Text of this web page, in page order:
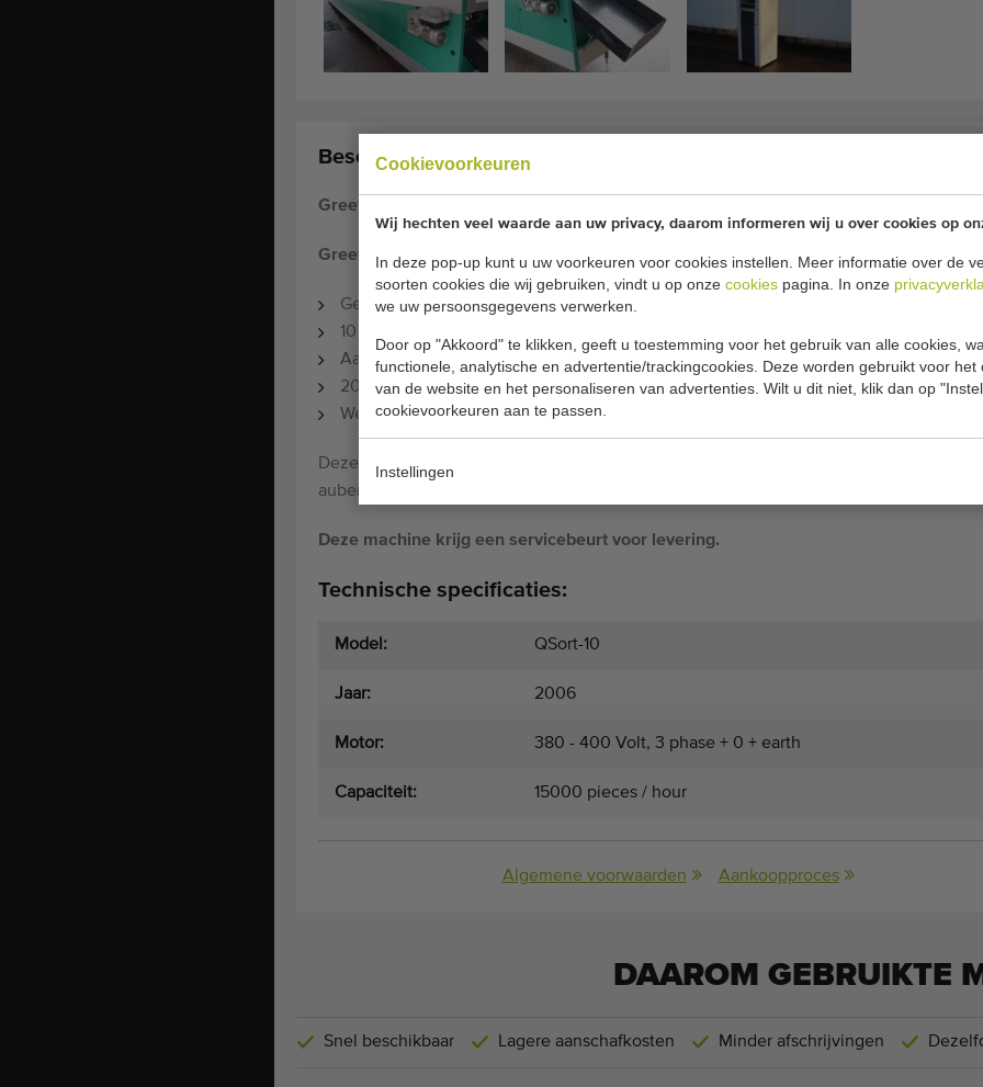
Cookievoorkeuren
Wij hechten veel waarde aan uw privacy, daarom informeren wij u over cookies op
In deze pop-up kunt u uw voorkeuren voor cookies instellen. Meer informatie over de
soorten cookies die wij gebruiken, vindt u op onze cookies pagina. In onze
we uw persoonsgegevens verwerken.
Door op "Akkoord" te klikken, geeft u toestemming voor het gebruik van alle cookies,
functionele, analytische en advertentie/trackingcookies. Deze worden gebruikt voor het
van de website en het personaliseren van advertenties. Wilt u dit niet, klik dan op
cookievoorkeuren aan te passen.
Instellingen
Beschrijving:
Greefa QSort -10 sorteermachine voor komkommers
Greefa Q-Sort 10 komkommersorteermachine
Gewichtsorteerder
10 uitgangen met draaitafels
Aanvoerband
20 rollenbanen
Weegbrug vernieuwd in 2019
Deze sorteermachine kan ook worden gebruikt voor andere producten, zoals
aubergine en courgette.
Deze machine krijg een servicebeurt voor levering.
Technische specificaties:
Model: QSort-10
Jaar: 2006
Motor: 380 - 400 Volt, 3 phase + 0 + earth
Capaciteit: 15000 pieces / hour
Algemene voorwaarden Aankoopproces
DAAROM GEBRUIKTE
Snel beschikbaar Lagere aanschafkosten Minder afschrijvingen